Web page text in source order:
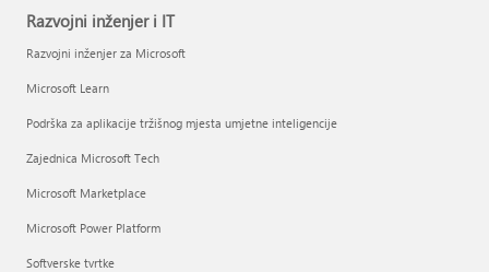
Razvojni inženjer i IT
Razvojni inženjer za Microsoft
Microsoft Learn
Podrška za aplikacije tržišnog mjesta umjetne inteligencije
Zajednica Microsoft Tech
Microsoft Marketplace
Microsoft Power Platform
Softverske tvrtke